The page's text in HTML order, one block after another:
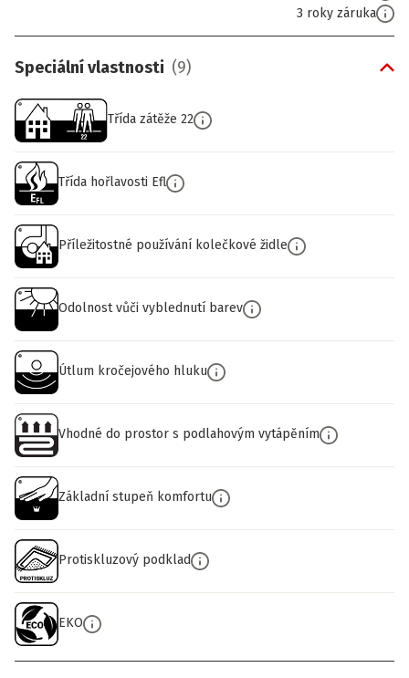
3 roky záruka
Speciální vlastnosti (9)
Třída zátěže 22
Třída hořlavosti Efl
Příležitostné používání kolečkové židle
Odolnost vůči vyblednutí barev
Útlum kročejového hluku
Vhodné do prostor s podlahovým vytápěním
Základní stupeň komfortu
Protiskluzový podklad
EKO